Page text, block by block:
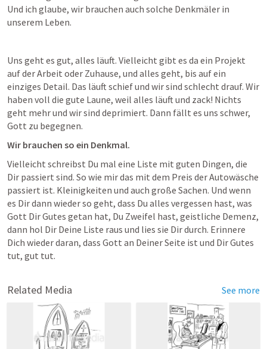
Und ich glaube, wir brauchen auch solche Denkmäler in
unserem Leben.
Uns geht es gut, alles läuft. Vielleicht gibt es da ein Projekt
auf der Arbeit oder Zuhause, und alles geht, bis auf ein
einziges Detail. Das läuft schief und wir sind schlecht drauf. Wir
haben voll die gute Laune, weil alles läuft und zack! Nichts
geht mehr und wir sind deprimiert. Dann fällt es uns schwer,
Gott zu begegnen.
Wir brauchen so ein Denkmal.
Vielleicht schreibst Du mal eine Liste mit guten Dingen, die
Dir passiert sind. So wie mir das mit dem Preis der Autowäsche
passiert ist. Kleinigkeiten und auch große Sachen. Und wenn
es Dir dann wieder so geht, dass Du alles vergessen hast, was
Gott Dir Gutes getan hat, Du Zweifel hast, geistliche Demenz,
dann hol Dir Deine Liste raus und lies sie Dir durch. Erinnere
Dich wieder daran, dass Gott an Deiner Seite ist und Dir Gutes
tut, gut tut.
Related Media See more